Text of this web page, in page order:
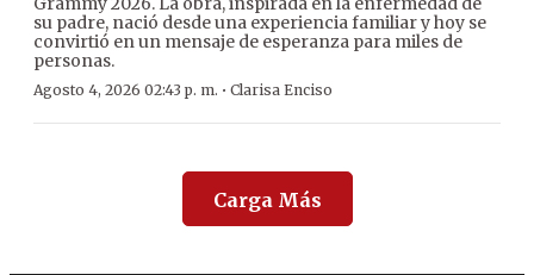
su padre, nació desde una experiencia familiar y hoy se
convirtió en un mensaje de esperanza para miles de
personas.
Agosto 4, 2026 02:43 p. m. · Clarisa Enciso
Carga Más